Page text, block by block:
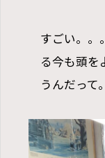
すごい。。
る今も頭を
うんだって